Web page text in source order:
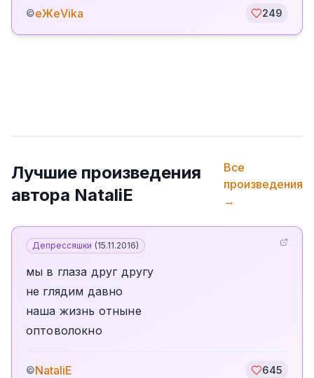
©еЖеVika 249
Лучшие произведения
автора NataliE
Все
произведения
→
Депрессяшки (15.11.2016)
мы в глаза друг другу
не глядим давно
наша жизнь отныне
оптоволокно
©NataliE 645